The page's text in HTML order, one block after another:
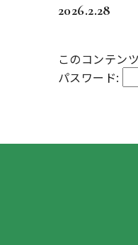
2026.2.28
このコンテン
パスワード: